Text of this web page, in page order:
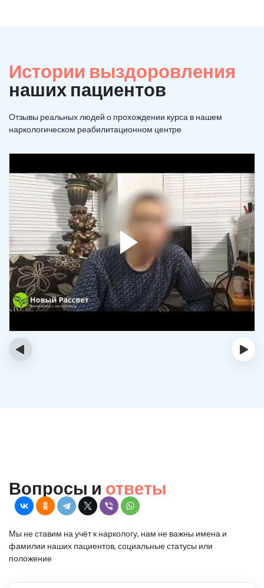
Истории выздоровления
наших пациентов
Отзывы реальных людей о прохождении курса в нашем
наркологическом реабилитационном центре
‹ ›
Вопросы и ответы
Мы не ставим на учёт к наркологу, нам не важны имена и
фамилии наших пациентов, социальные статусы или
положение